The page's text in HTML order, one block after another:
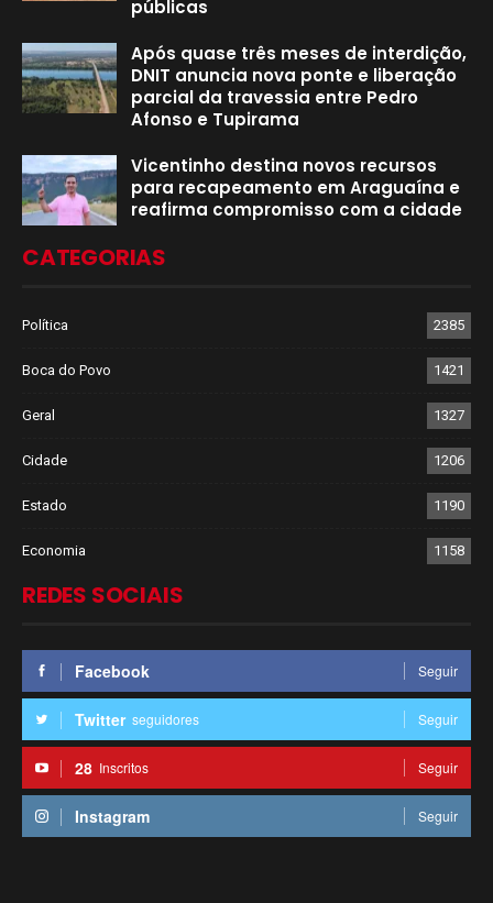
públicas
Após quase três meses de interdição,
DNIT anuncia nova ponte e liberação
parcial da travessia entre Pedro
Afonso e Tupirama
Vicentinho destina novos recursos
para recapeamento em Araguaína e
reafirma compromisso com a cidade
CATEGORIAS
Política 2385
Boca do Povo 1421
Geral 1327
Cidade 1206
Estado 1190
Economia 1158
REDES SOCIAIS
Facebook Seguir
Twitter seguidores Seguir
28 Inscritos Seguir
Instagram Seguir